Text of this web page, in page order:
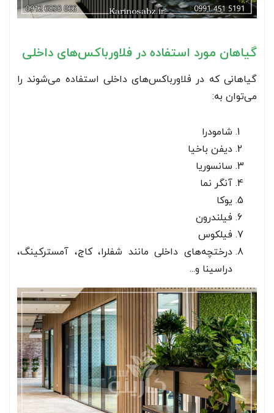
گیاهان مورد استفاده در فلاورباکس‌های داخلی
گیاهانی که در فلاورباکس‌های داخلی استفاده می‌شوند را
می‌توان به:
شامودرا
دیفن باخیا
سانسوریا
آنگر نما
یوکا
فیلندرون
فیلکوس
درختچه‌های داخلی مانند شفلرا، کاج، آمسترکینگ،
دراسینا و...